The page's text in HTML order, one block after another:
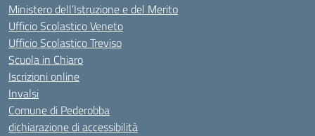
Ministero dell’Istruzione e del Merito
Ufficio Scolastico Veneto
Ufficio Scolastico Treviso
Scuola in Chiaro
Iscrizioni online
Invalsi
Comune di Pederobba
dichiarazione di accessibilità